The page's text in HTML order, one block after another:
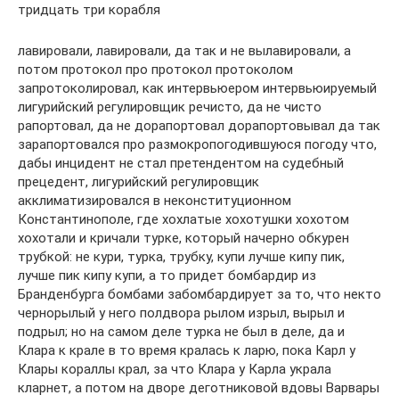
тридцать три корабля
лавировали, лавировали, да так и не вылавировали, а
потом протокол про протокол протоколом
запротоколировал, как интервьюером интервьюируемый
лигурийский регулировщик речисто, да не чисто
рапортовал, да не дорапортовал дорапортовывал да так
зарапортовался про размокропогодившуюся погоду что,
дабы инцидент не стал претендентом на судебный
прецедент, лигурийский регулировщик
акклиматизировался в неконституционном
Константинополе, где хохлатые хохотушки хохотом
хохотали и кричали турке, который начерно обкурен
трубкой: не кури, турка, трубку, купи лучше кипу пик,
лучше пик кипу купи, а то придет бомбардир из
Бранденбурга бомбами забомбардирует за то, что некто
чернорылый у него полдвора рылом изрыл, вырыл и
подрыл; но на самом деле турка не был в деле, да и
Клара к крале в то время кралась к ларю, пока Карл у
Клары кораллы крал, за что Клара у Карла украла
кларнет, а потом на дворе деготниковой вдовы Варвары